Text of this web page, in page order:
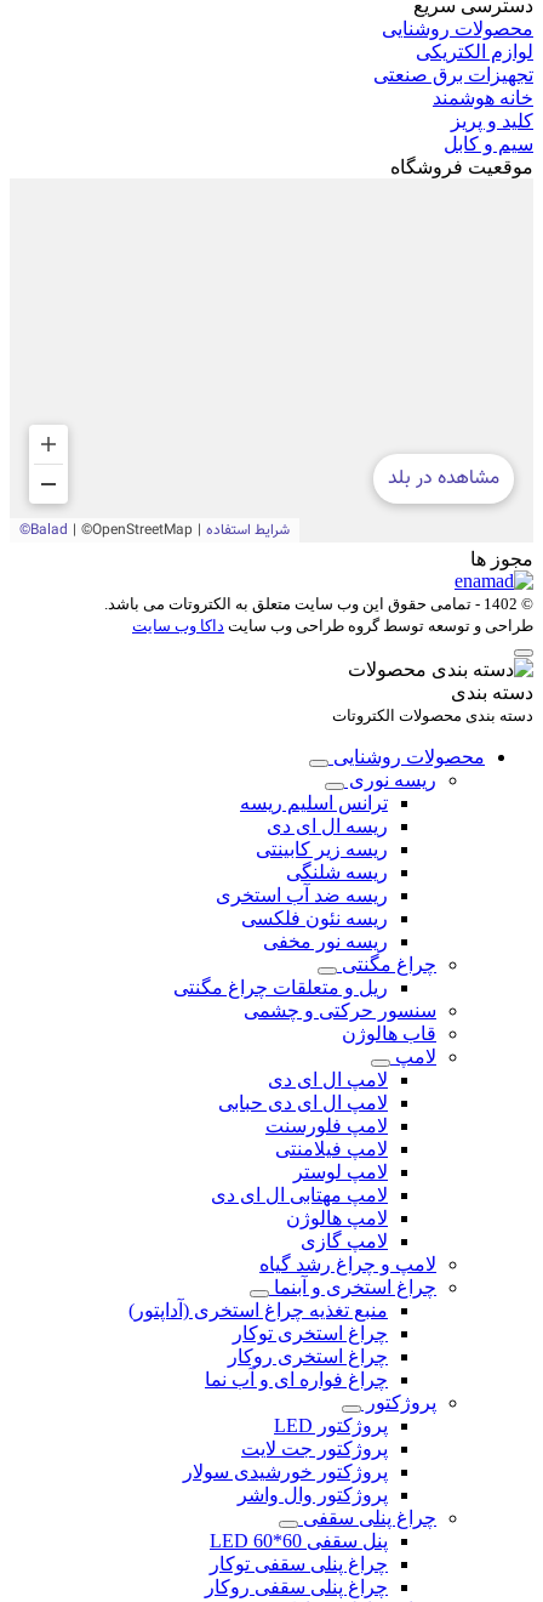
دسترسی سریع
محصولات روشنایی
لوازم الکتریکی
تجهیزات برق صنعتی
خانه هوشمند
کلید و پریز
سیم و کابل
موقعیت فروشگاه
مجوز ها
© 1402 - تمامی حقوق این وب سایت متعلق به الکتروتات می باشد.
طراحی و توسعه توسط گروه طراحی وب سایت داکا وب سایت
دسته بندی
دسته بندی محصولات الکتروتات
محصولات روشنایی
ریسه نوری
ترانس اسلیم ریسه
ریسه ال ای دی
ریسه زیر کابینتی
ریسه شلنگی
ریسه ضد آب استخری
ریسه نئون فلکسی
ریسه نور مخفی
چراغ مگنتی
ریل و متعلقات چراغ مگنتی
سنسور حرکتی و چشمی
قاب هالوژن
لامپ
لامپ ال ای دی
لامپ ال ای دی حبابی
لامپ فلورسنت
لامپ فیلامنتی
لامپ لوستر
لامپ مهتابی ال ای دی
لامپ هالوژن
لامپ گازی
لامپ و چراغ رشد گیاه
چراغ استخری و آبنما
منبع تغذیه چراغ استخری (آداپتور)
چراغ استخری توکار
چراغ استخری روکار
چراغ فواره ای و آب نما
پروژکتور
پروژکتور LED
پروژکتور جت لایت
پروژکتور خورشیدی سولار
پروژکتور وال واشر
چراغ پنلی سقفی
پنل سقفی 60*60 LED
چراغ پنلی سقفی توکار
چراغ پنلی سقفی روکار